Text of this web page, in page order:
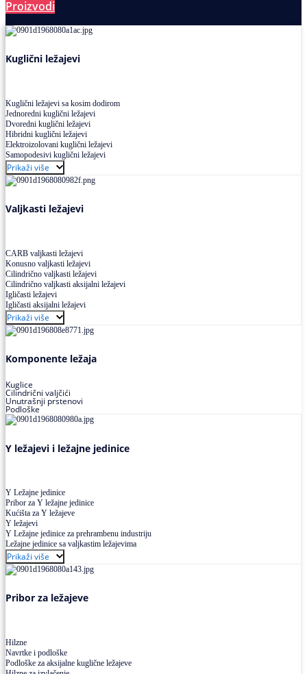
Proizvodi
Kuglični ležajevi
Kuglični ležajevi sa kosim dodirom
Jednoredni kuglični ležajevi
Dvoredni kuglični ležajevi
Hibridni kuglični ležajevi
Elektroizolovani kuglični ležajevi
Samopodesivi kuglični ležajevi
Aksijalni kuglični ležajevi
Kuglični ležajevi od nerđajućeg čelika
Prikaži više
Valjkasti ležajevi
CARB valjkasti ležajevi
Konusno valjkasti ležajevi
Cilindrično valjkasti ležajevi
Cilindrično valjkasti aksijalni ležajevi
Igličasti ležajevi
Igličasti aksijalni ležajevi
Buričasti ležajevi
Buričasti zaptiveni ležajevi
Buričasti aksijalni ležajevi
Prikaži više
Komponente ležaja
Kuglice
Cilindrični valjčići
Unutrašnji prstenovi
Podloške
Y ležajevi i ležajne jedinice
Y Ležajne jedinice
Pribor za Y ležajne jedinice
Kućišta za Y ležajeve
Y ležajevi
Y Ležajne jedinice za prehrambenu industriju
Ležajne jedinice sa valjkastim ležajevima
Prikaži više
Pribor za ležajeve
Hilzne
Navrtke i podloške
Podloške za aksijalne kuglične ležajeve